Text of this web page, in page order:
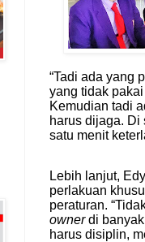
“Tadi ada yang
yang tidak
Kemudian tadi
harus dijaga. Di
satu menit
Lebih lanjut,
perlakuan
peraturan.
ownerdi
harus disiplin,